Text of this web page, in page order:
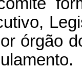
órgão